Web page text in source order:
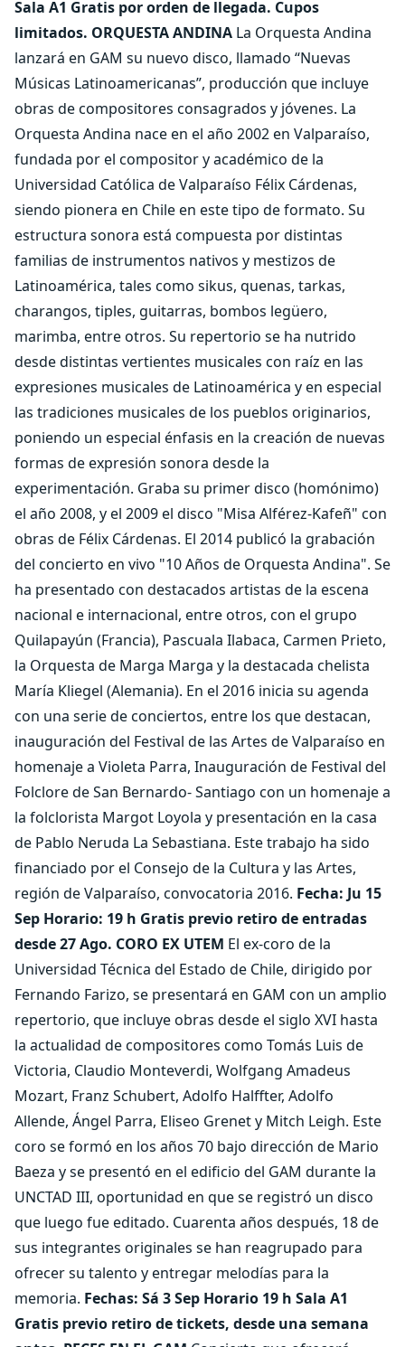
Sala A1 Gratis por orden de llegada. Cupos
limitados. ORQUESTA ANDINA La Orquesta Andina
lanzará en GAM su nuevo disco, llamado “Nuevas
Músicas Latinoamericanas”, producción que incluye
obras de compositores consagrados y jóvenes. La
Orquesta Andina nace en el año 2002 en Valparaíso,
fundada por el compositor y académico de la
Universidad Católica de Valparaíso Félix Cárdenas,
siendo pionera en Chile en este tipo de formato. Su
estructura sonora está compuesta por distintas
familias de instrumentos nativos y mestizos de
Latinoamérica, tales como sikus, quenas, tarkas,
charangos, tiples, guitarras, bombos legüero,
marimba, entre otros. Su repertorio se ha nutrido
desde distintas vertientes musicales con raíz en las
expresiones musicales de Latinoamérica y en especial
las tradiciones musicales de los pueblos originarios,
poniendo un especial énfasis en la creación de nuevas
formas de expresión sonora desde la
experimentación. Graba su primer disco (homónimo)
el año 2008, y el 2009 el disco "Misa Alférez-Kafeñ" con
obras de Félix Cárdenas. El 2014 publicó la grabación
del concierto en vivo "10 Años de Orquesta Andina". Se
ha presentado con destacados artistas de la escena
nacional e internacional, entre otros, con el grupo
Quilapayún (Francia), Pascuala Ilabaca, Carmen Prieto,
la Orquesta de Marga Marga y la destacada chelista
María Kliegel (Alemania). En el 2016 inicia su agenda
con una serie de conciertos, entre los que destacan,
inauguración del Festival de las Artes de Valparaíso en
homenaje a Violeta Parra, Inauguración de Festival del
Folclore de San Bernardo- Santiago con un homenaje a
la folclorista Margot Loyola y presentación en la casa
de Pablo Neruda La Sebastiana. Este trabajo ha sido
financiado por el Consejo de la Cultura y las Artes,
región de Valparaíso, convocatoria 2016. Fecha: Ju 15
Sep Horario: 19 h Gratis previo retiro de entradas
desde 27 Ago. CORO EX UTEM El ex-coro de la
Universidad Técnica del Estado de Chile, dirigido por
Fernando Farizo, se presentará en GAM con un amplio
repertorio, que incluye obras desde el siglo XVI hasta
la actualidad de compositores como Tomás Luis de
Victoria, Claudio Monteverdi, Wolfgang Amadeus
Mozart, Franz Schubert, Adolfo Halffter, Adolfo
Allende, Ángel Parra, Eliseo Grenet y Mitch Leigh. Este
coro se formó en los años 70 bajo dirección de Mario
Baeza y se presentó en el edificio del GAM durante la
UNCTAD III, oportunidad en que se registró un disco
que luego fue editado. Cuarenta años después, 18 de
sus integrantes originales se han reagrupado para
ofrecer su talento y entregar melodías para la
memoria. Fechas: Sá 3 Sep Horario 19 h Sala A1
Gratis previo retiro de tickets, desde una semana